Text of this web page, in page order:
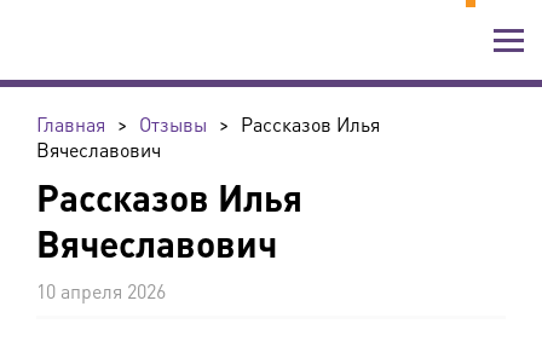
Главная > Отзывы > Рассказов Илья
Вячеславович
Рассказов Илья
Вячеславович
10 апреля 2026